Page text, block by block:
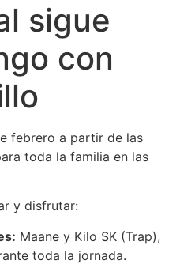
sigue
con
febrero a partir de las
toda la familia en las
y disfrutar:
Maane y Kilo SK (Trap),
toda la jornada.